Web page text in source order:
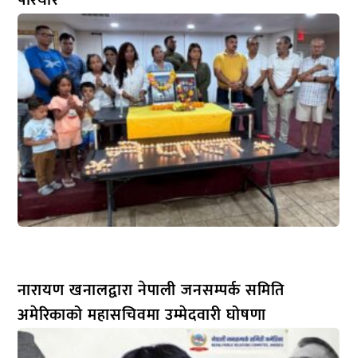
नारायण खनालद्वारा नेपाली जनसम्पर्क समिति
अमेरिकाको महासचिवमा उम्मेदवारी घोषणा